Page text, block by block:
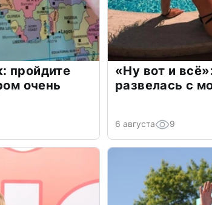
пройдите
очень
«Ну вот и
развелась с
6 августа 9